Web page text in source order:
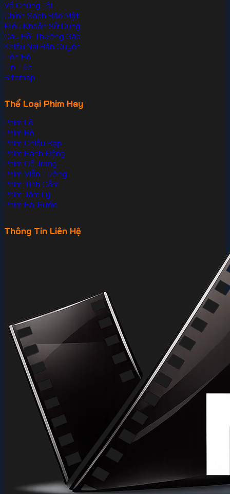
Về Chúng Tôi
Chính Sách Bảo Mật
Điều Khoản Sử Dụng
Câu Hỏi Thường Gặp
Khiếu Nại Bản Quyền
Liên Hệ
Tin Tức
Sitemap
Thể Loại Phim Hay
Phim Lẻ
Phim Bộ
Phim Chiếu Rạp
Phim Hành Động
Phim Cổ Trang
Phim Viễn Tưởng
Phim Tình Cảm
Phim Tâm Lý
Phim Hài Hước
Thông Tin Liên Hệ